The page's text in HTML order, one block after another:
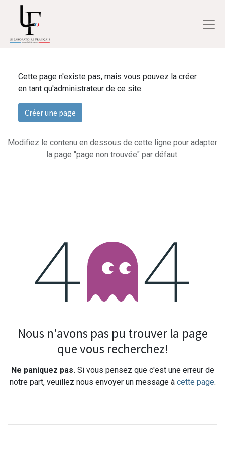
Cette page n'existe pas, mais vous pouvez la créer
en tant qu'administrateur de ce site.
Créer une page
Modifiez le contenu en dessous de cette ligne pour adapter
la page "page non trouvée" par défaut.
Erreur 404
Nous n'avons pas pu trouver la page
que vous recherchez!
Ne paniquez pas.Si vous pensez que c'est une erreur de
notre part, veuillez nous envoyer un message à cette page.